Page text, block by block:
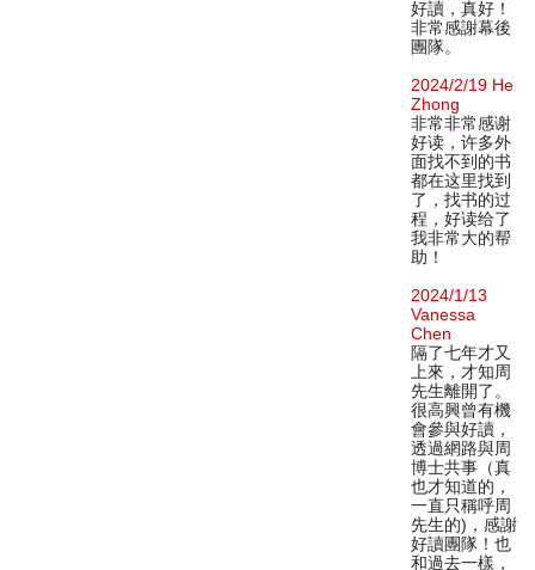
好讀，真好！
非常感謝幕後
團隊。
2024/2/19 He
Zhong
非常非常感谢
好读，许多外
面找不到的书
都在这里找到
了，找书的过
程，好读给了
我非常大的帮
助！
2024/1/13
Vanessa
Chen
隔了七年才又
上來，才知周
先生離開了。
很高興曾有機
會參與好讀，
透過網路與周
博士共事（真
也才知道的，
一直只稱呼周
先生的)，感謝
好讀團隊！也
和過去一樣，